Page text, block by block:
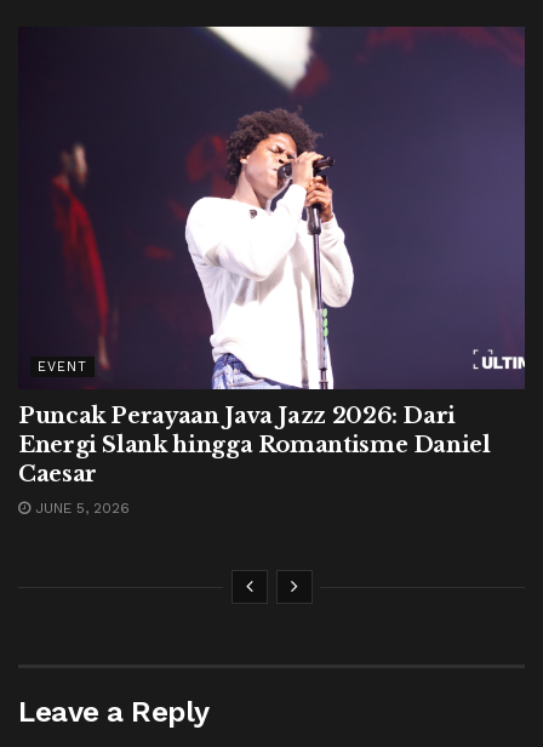
EVENT
Puncak Perayaan Java Jazz 2026: Dari
Energi Slank hingga Romantisme Daniel
Caesar
JUNE 5, 2026
Leave a Reply